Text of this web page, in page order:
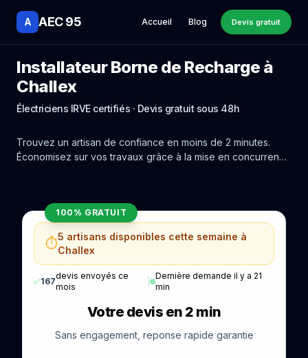
A AEC 95 Accueil Blog Devis gratuit
Installateur Borne de Recharge à
Challex
Électriciens IRVE certifiés · Devis gratuit sous 48h
Trouvez un artisan de confiance en moins de 2 minutes.
Économisez sur vos travaux grâce à la mise en concurrence
100% GRATUIT
⏱️5 artisans disponibles cette semaine à
Challex
✅167
devis envoyés ce
mois
Dernière demande il y a 21
min
Votre devis en 2 min
Sans engagement, reponse rapide garantie